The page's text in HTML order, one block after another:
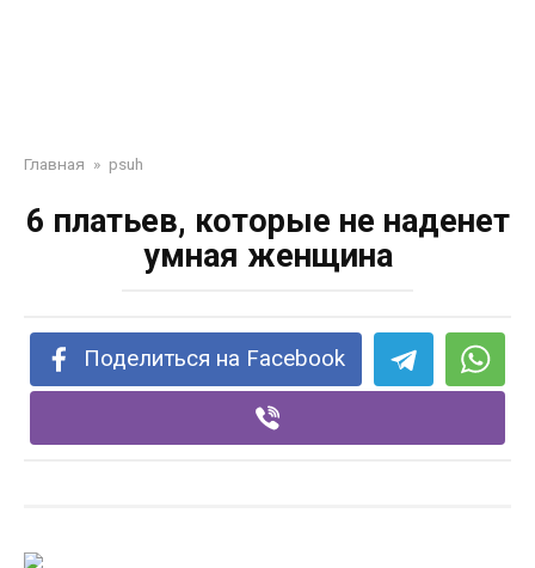
Главная » psuh
6 платьев, которые не наденет
умная женщина
Поделиться на Facebook